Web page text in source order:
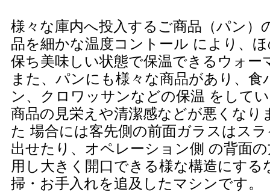
様々な庫内へ投入するご商品（パン）
品を細かな温度コントール により、
保ち美味しい状態で保温できるウォー
また、パンにも様々な商品があり、食
ン、クロワッサンなどの保温 をして
商品の見栄えや清潔感などが悪くなり
た 場合には客先側の前面ガラスはス
出せたり、オペレーション側 の背面
用し大きく開口できる様な構造にする
掃・お手入れを追及したマシンです。